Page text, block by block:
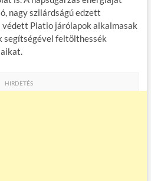
nagy szilárdságú edzett
Platio járólapok alkalmasak
segítségével feltölthessék
HIRDETÉS